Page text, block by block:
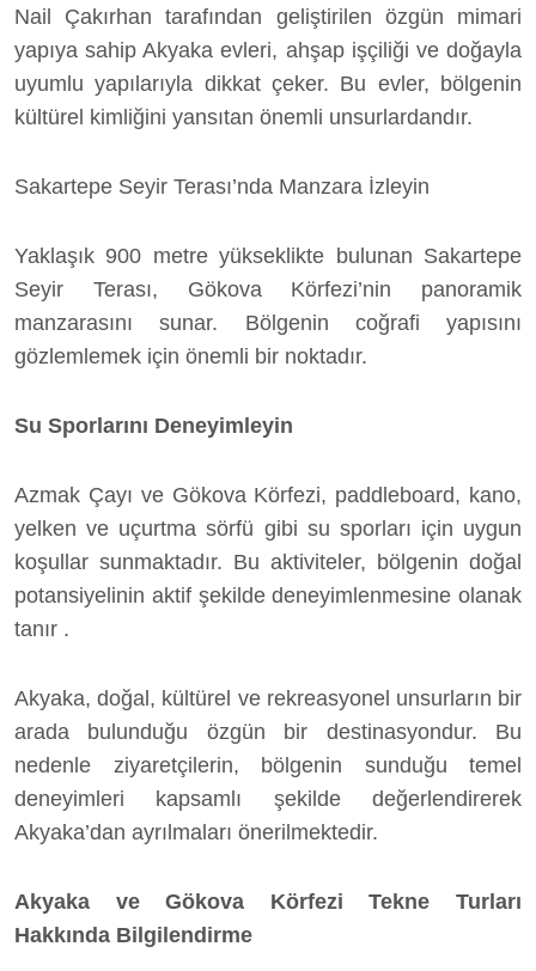
Nail Çakırhan tarafından geliştirilen özgün mimari
yapıya sahip Akyaka evleri, ahşap işçiliği ve doğayla
uyumlu yapılarıyla dikkat çeker. Bu evler, bölgenin
kültürel kimliğini yansıtan önemli unsurlardandır.
Sakartepe Seyir Terası’nda Manzara İzleyin
Yaklaşık 900 metre yükseklikte bulunan Sakartepe
Seyir Terası, Gökova Körfezi’nin panoramik
manzarasını sunar. Bölgenin coğrafi yapısını
gözlemlemek için önemli bir noktadır.
Su Sporlarını Deneyimleyin
Azmak Çayı ve Gökova Körfezi, paddleboard, kano,
yelken ve uçurtma sörfü gibi su sporları için uygun
koşullar sunmaktadır. Bu aktiviteler, bölgenin doğal
potansiyelinin aktif şekilde deneyimlenmesine olanak
tanır .
Akyaka, doğal, kültürel ve rekreasyonel unsurların bir
arada bulunduğu özgün bir destinasyondur. Bu
nedenle ziyaretçilerin, bölgenin sunduğu temel
deneyimleri kapsamlı şekilde değerlendirerek
Akyaka’dan ayrılmaları önerilmektedir.
Akyaka ve Gökova Körfezi Tekne Turları
Hakkında Bilgilendirme